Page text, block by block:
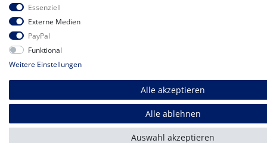
Essenziell
Externe Medien
PayPal
Funktional
Weitere Einstellungen
Alle akzeptieren
Alle ablehnen
Auswahl akzeptieren